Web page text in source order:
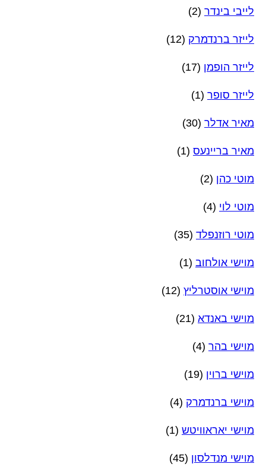
לייבי בינדר (2)
לייזר ברנדמרק (12)
לייזר הופמן (17)
לייזר סופר (1)
מאיר אדלר (30)
מאיר בריינעס (1)
מוטי כהן (2)
מוטי לוי (4)
מוטי רוזנפלד (35)
מוישי אולחוב (1)
מוישי אוסטרליץ (12)
מוישי באנדא (21)
מוישי בהר (4)
מוישי ברוין (19)
מוישי ברנדמרק (4)
מוישי יאראוויטש (1)
מוישי מנדלסון (45)